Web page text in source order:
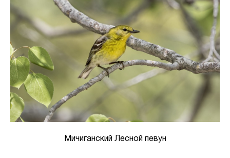
Мичиганский Лесной певун